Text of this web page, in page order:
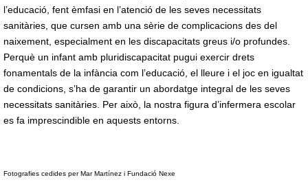
l’educació, fent èmfasi en l’atenció de les seves necessitats
sanitàries, que cursen amb una sèrie de complicacions des del
naixement, especialment en les discapacitats greus i/o profundes.
Perquè un infant amb pluridiscapacitat pugui exercir drets
fonamentals de la infància com l’educació, el lleure i el joc en igualtat
de condicions, s’ha de garantir un abordatge integral de les seves
necessitats sanitàries. Per això, la nostra figura d’infermera escolar
es fa imprescindible en aquests entorns.
Fotografies cedides per Mar Martínez i Fundació Nexe